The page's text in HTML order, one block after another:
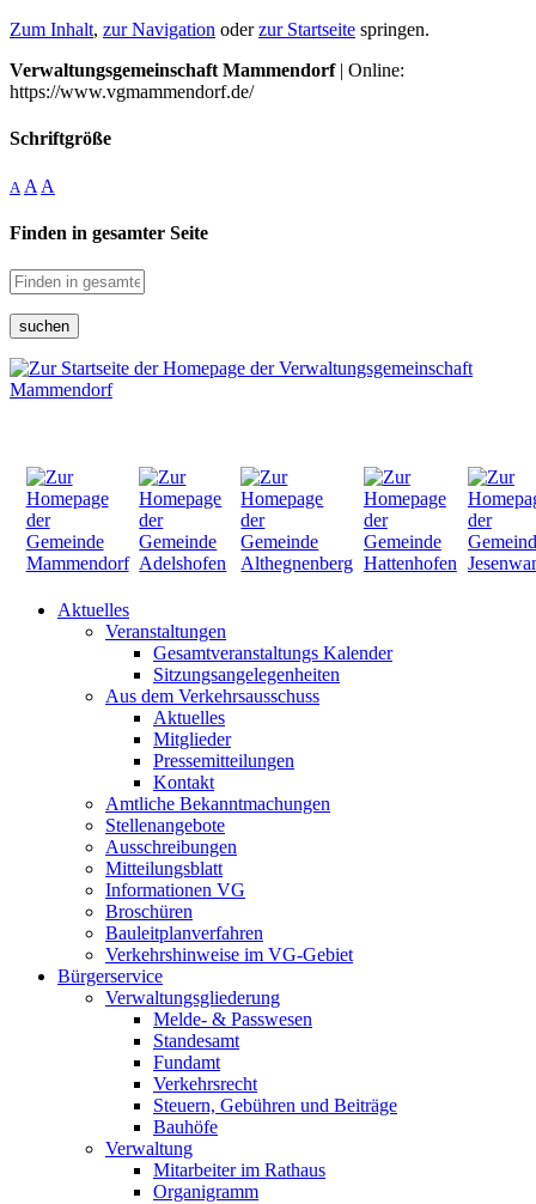
Zum Inhalt, zur Navigation oderzur Startseite springen.
Verwaltungsgemeinschaft Mammendorf| Online:
https://www.vgmammendorf.de/
Schriftgröße
A A A
Finden in gesamter Seite
suchen
Aktuelles
Veranstaltungen
Gesamtveranstaltungs Kalender
Sitzungsangelegenheiten
Aus dem Verkehrsausschuss
Aktuelles
Mitglieder
Pressemitteilungen
Kontakt
Amtliche Bekanntmachungen
Stellenangebote
Ausschreibungen
Mitteilungsblatt
Informationen VG
Broschüren
Bauleitplanverfahren
Verkehrshinweise im VG-Gebiet
Bürgerservice
Verwaltungsgliederung
Melde- & Passwesen
Standesamt
Fundamt
Verkehrsrecht
Steuern, Gebühren und Beiträge
Bauhöfe
Verwaltung
Mitarbeiter im Rathaus
Organigramm